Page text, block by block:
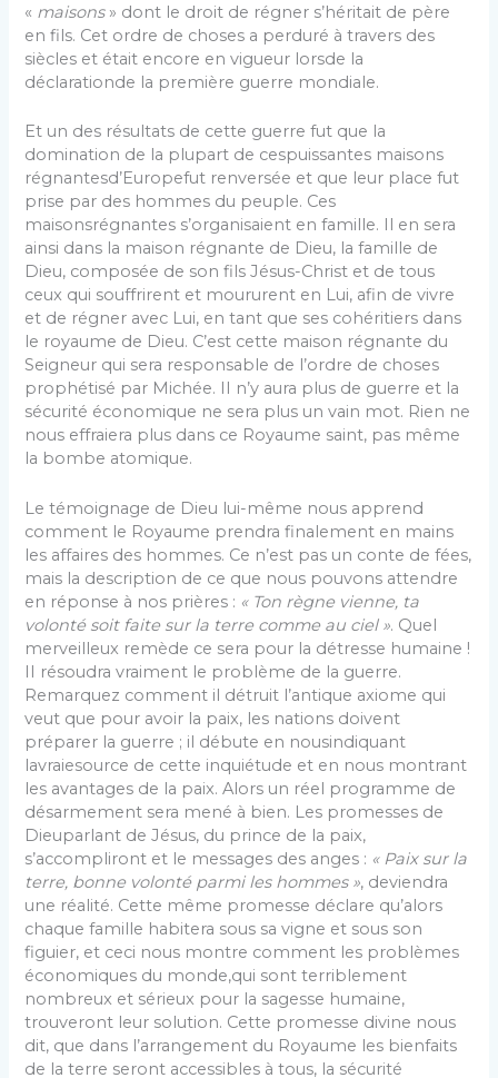
« maisons» dont le droit de régner s’héritait de père
en fils. Cet ordre de choses a perduré à travers des
siècles et était encore en vigueur lorsde la
déclarationde la première guerre mondiale.
Et un des résultats de cette guerre fut que la
domination de la plupart de cespuissantes maisons
régnantesd’Europefut renversée et que leur place fut
prise par des hommes du peuple. Ces
maisonsrégnantes s’organisaient en famille. Il en sera
ainsi dans la maison régnante de Dieu, la famille de
Dieu, composée de son fils Jésus-Christ et de tous
ceux qui souffrirent et moururent en Lui, afin de vivre
et de régner avec Lui, en tant que ses cohéritiers dans
le royaume de Dieu. C’est cette maison régnante du
Seigneur qui sera responsable de l’ordre de choses
prophétisé par Michée. II n’y aura plus de guerre et la
sécurité économique ne sera plus un vain mot. Rien ne
nous effraiera plus dans ce Royaume saint, pas même
la bombe atomique.
Le témoignage de Dieu lui-même nous apprend
comment le Royaume prendra finalement en mains
les affaires des hommes. Ce n’est pas un conte de fées,
mais la description de ce que nous pouvons attendre
en réponse à nos prières : « Ton règne vienne, ta
volonté soit faite sur la terre comme au ciel ». Quel
merveilleux remède ce sera pour la détresse humaine !
II résoudra vraiment le problème de la guerre.
Remarquez comment il détruit l’antique axiome qui
veut que pour avoir la paix, les nations doivent
préparer la guerre ; il débute en nousindiquant
lavraiesource de cette inquiétude et en nous montrant
les avantages de la paix. Alors un réel programme de
désarmement sera mené à bien. Les promesses de
Dieuparlant de Jésus, du prince de la paix,
s’accompliront et le messages des anges : « Paix sur la
terre, bonne volonté parmi les hommes », deviendra
une réalité. Cette même promesse déclare qu’alors
chaque famille habitera sous sa vigne et sous son
figuier, et ceci nous montre comment les problèmes
économiques du monde,qui sont terriblement
nombreux et sérieux pour la sagesse humaine,
trouveront leur solution. Cette promesse divine nous
dit, que dans l’arrangement du Royaume les bienfaits
de la terre seront accessibles à tous, la sécurité